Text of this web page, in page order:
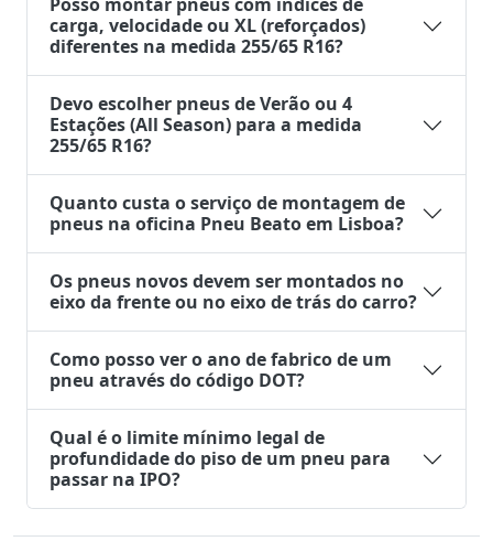
carga, velocidade ou XL (reforçados)
diferentes na medida 255/65 R16?
Devo escolher pneus de Verão ou 4
Estações (All Season) para a medida
255/65 R16?
Quanto custa o serviço de montagem de
pneus na oficina Pneu Beato em Lisboa?
Os pneus novos devem ser montados no
eixo da frente ou no eixo de trás do carro?
Como posso ver o ano de fabrico de um
pneu através do código DOT?
Qual é o limite mínimo legal de
profundidade do piso de um pneu para
passar na IPO?